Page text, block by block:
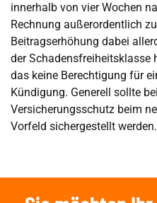
innerhalb von vier Wochen
Rechnung außerordentlich
Beitragserhöhung dabei
der Schadensfreiheitsklasse
das keine Berechtigung für
Kündigung. Generell sollte
Versicherungsschutz beim
Vorfeld sichergestellt werden.